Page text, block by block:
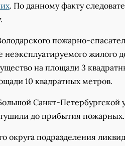
. По данному факту
пожарно-
неэксплуатируемого жилого
на площади 3
10 квадратных метров.
Санкт-Петербургской
до прибытия пожарных.
округа подразделения